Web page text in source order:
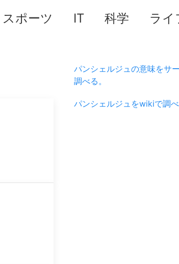
スポーツ IT 科学 ライ
パンシェルジュの意味をサ
調べる。
パンシェルジュをwikiで調べ